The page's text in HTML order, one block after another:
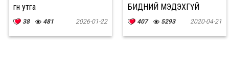
гүн утга
38 481 2026-01-22
БИДНИЙ МЭДЭХГҮЙ
баримтууд
407 5293 2020-04-21